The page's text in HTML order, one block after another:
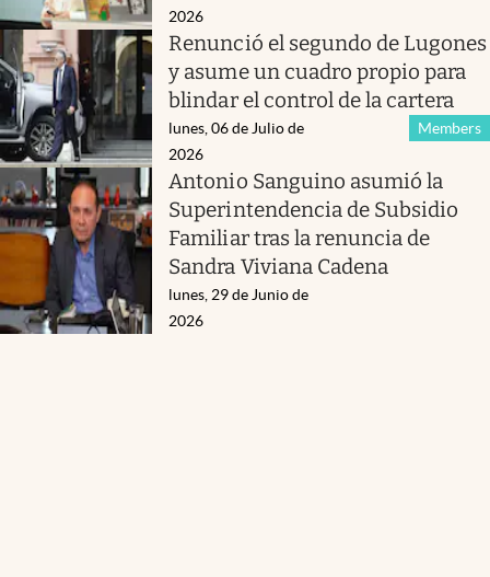
2026
Renunció el segundo de Lugones
y asume un cuadro propio para
blindar el control de la cartera
Members
lunes, 06 de Julio de
2026
Antonio Sanguino asumió la
Superintendencia de Subsidio
Familiar tras la renuncia de
Sandra Viviana Cadena
lunes, 29 de Junio de
2026